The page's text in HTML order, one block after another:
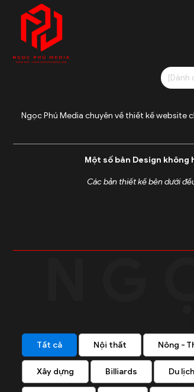
Ngọc Phú Media chuyên về thiết kế website
Một số bản Design không
Các bản thiết kế bên dưới
Tất cả Nội thất Nông -
Xây dựng Billiards Du lịch